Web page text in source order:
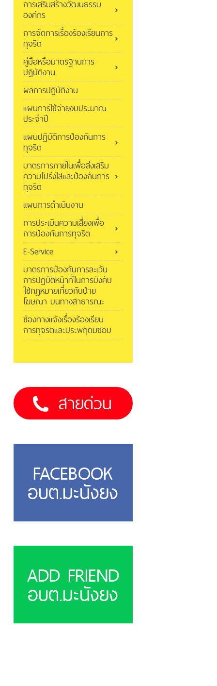
การเสริมสร้างวัฒนธรรม
องค์กร
การจัดการเรื่องร้องเรียนการ
ทุจริต
คู่มือหรือมาตรฐานการ
ปฏิบัติงาน
ผลการปฏิบัติงาน
แผนการใช้จ่ายงบประมาณ
ประจำปี
แผนปฏิบัติการป้องกันการ
ทุจริต
มาตรการภายในเพื่อส่งเสริม
ความโปร่งใสและป้องกันการ
ทุจริต
แผนการดำเนินงาน
การประเมินความเสี่ยงเพื่อ
การป้องกันการทุจริต
E-Service
มาตรการป้องกันการละเว้น
การปฏิบัติหน้าที่ในการบังคับ
ใช้กฎหมายเกี่ยวกับป้าย
โฆษณา บนทางสาธารณะ
ช่องทางแจ้งเรื่องร้องเรียน
การทุจริตและประพฤติมิชอบ
สายด่วน
FACEBOOK
อบต.มะนังยง
ADD FRIEND
อบต.มะนังยง